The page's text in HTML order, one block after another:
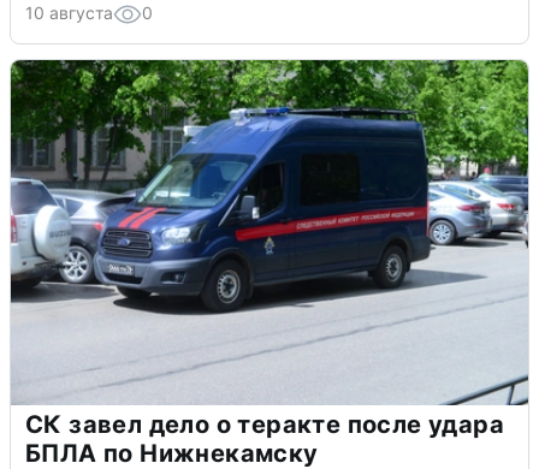
10 августа 0
СК завел дело о теракте после удара
БПЛА по Нижнекамску